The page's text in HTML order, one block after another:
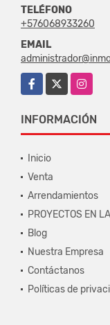
TELÉFONO
+576068933260
EMAIL
Facebook
Instagram
INFORMACIÓN
Inicio
Venta
Arrendamientos
PROYECTOS EN
Blog
Nuestra Empresa
Contáctanos
Políticas de